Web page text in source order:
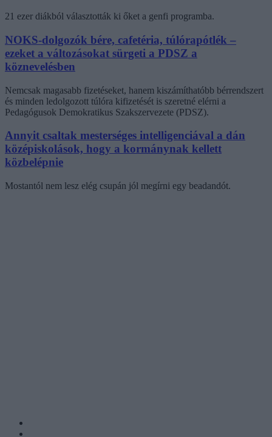
21 ezer diákból választották ki őket a genfi programba.
NOKS-dolgozók bére, cafetéria, túlórapótlék –
ezeket a változásokat sürgeti a PDSZ a
köznevelésben
Nemcsak magasabb fizetéseket, hanem kiszámíthatóbb bérrendszert
és minden ledolgozott túlóra kifizetését is szeretné elérni a
Pedagógusok Demokratikus Szakszervezete (PDSZ).
Annyit csaltak mesterséges intelligenciával a dán
középiskolások, hogy a kormánynak kellett
közbelépnie
Mostantól nem lesz elég csupán jól megírni egy beadandót.